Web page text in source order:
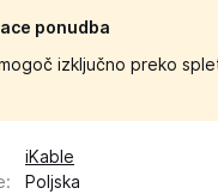
ponudba
izključno preko
iKable
:
Poljska